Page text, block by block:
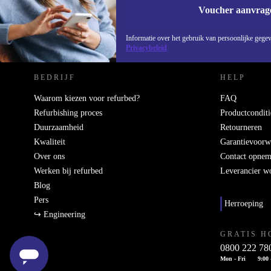
Voucher
Informatie over het gebruik van persoonlijke
Privacybeleid
REFURBED NEDERLAND - RETHINK NEW.
BEDRIJF
Waarom kiezen voor refurbed?
Refurbishing proces
Duurzaamheid
Kwaliteit
Over ons
Werken bij refurbed
Blog
Pers
↪ Engineering
HELP
FAQ
Retourneren
Contact
Leverancier
Herroeping
GRATIS
0800 222
Mon - Fri 9:00